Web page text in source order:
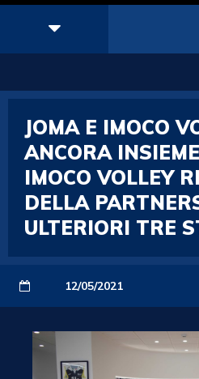
JOMA E IMOCO
ANCORA
IMOCO VOLLEY
DELLA
ULTERIORI TRE
12/05/2021